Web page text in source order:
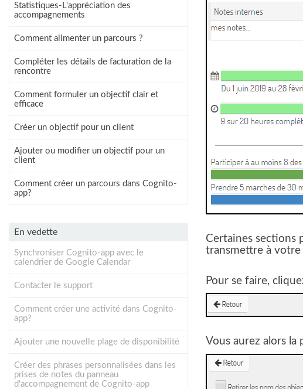
Statistiques-L'appréciation des
accompagnements
Comment alimenter un parcours ?
Compléter les détails de facturation de la
rencontre
Comment formuler un objectif clair et
efficace
Créer un objectif pour un client
Ajouter ou modifier un objectif pour un
client
Comment créer un parcours dans Cognito-
app?
En vedette
Synchroniser Cognito-app avec le
calendrier de Google Calendar
Contacter le support
Comment créer une activité dans Cognito-
app?
Ajouter une nouvelle plage de disponibilité
Créer des phrases personnalisées dans les
prises de notes du panneau
d'accompagnement de Cognito-app
Certaines sections
transmettre à votre
Pour se faire,
Vous aurez alors